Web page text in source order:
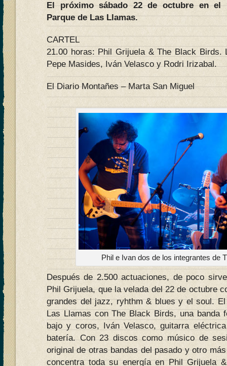
El próximo sábado 22 de octubre en el
Parque de Las Llamas.
CARTEL
21.00 horas: Phil Grijuela & The Black Birds.
Pepe Masides, Iván Velasco y Rodri Irizabal.
El Diario Montañes – Marta San Miguel
Phil e Ivan dos de los integrantes de
Después de 2.500 actuaciones, de poco
Phil Grijuela, que la velada del 22 de octubre
grandes del jazz, ryhthm & blues y el soul.
Las Llamas con The Black Birds, una banda
bajo y coros, Iván Velasco, guitarra
batería. Con 23 discos como músico de
original de otras bandas del pasado y otro
concentra toda su energía en Phil Grijuela